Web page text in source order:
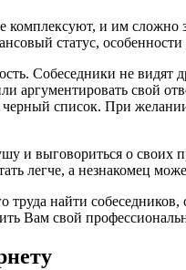
и им сложно
статус, особенности
Собеседники не видят
аргументировать свой
список. При
и выговориться о своих
легче, а незнакомец
найти
Вам свой